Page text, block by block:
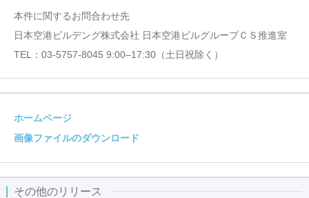
本件に関するお問合わせ先
日本空港ビルデング株式会社 日本空港ビルグループＣＳ推進室
TEL：03-5757-8045 9:00–17:30（土日祝除く）
ホームページ
画像ファイルのダウンロード
その他のリリース